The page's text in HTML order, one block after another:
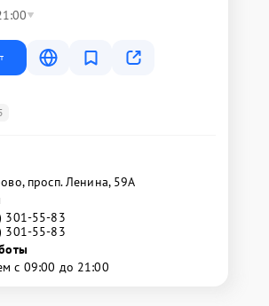
просп. Ленина, 59А
301-55-83
301-55-83
с 09:00 до 21:00